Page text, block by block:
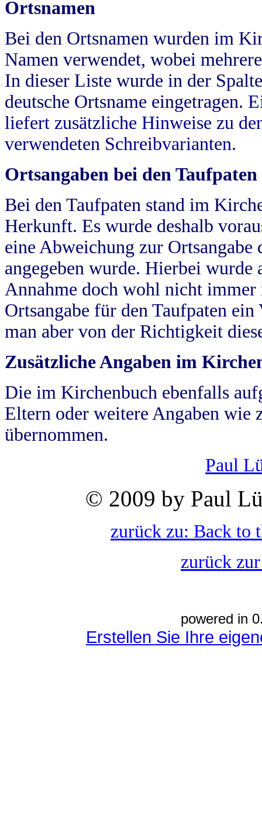
Ortsnamen
Bei den Ortsnamen wurden im
Namen verwendet, wobei
In dieser Liste wurde in der
deutsche Ortsname eingetragen.
liefert zusätzliche Hinweise zu
verwendeten Schreibvarianten.
Ortsangaben bei den Taufpaten
Bei den Taufpaten stand im
Herkunft. Es wurde deshalb
eine Abweichung zur
angegeben wurde. Hierbei wurde
Annahme doch wohl nicht
Ortsangabe für den Taufpaten
man aber von der Richtigkeit
Zusätzliche Angaben im
Die im Kirchenbuch ebenfalls
Eltern oder weitere Angaben wie
übernommen.
Paul
© 2009 by Paul
zurück zu: Back to
zurück
powered in
Erstellen Sie Ihre